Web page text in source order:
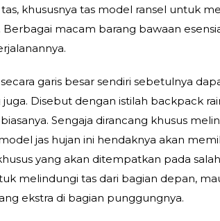
khususnya tas model ransel untuk
macam barang bawaan
garis besar sendiri sebetulnya
juga. Disebut dengan istilah backpack
Sengaja dirancang khusus
jas hujan ini hendaknya akan
yang akan ditempatkan pada
melindungi tas dari bagian depan,
ekstra di bagian punggungnya.